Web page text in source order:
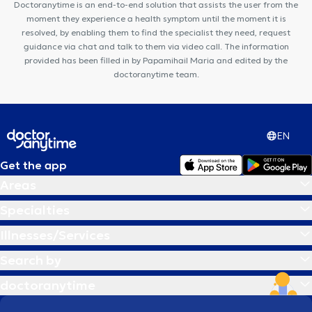
Doctoranytime is an end-to-end solution that assists the user from the
moment they experience a health symptom until the moment it is
resolved, by enabling them to find the specialist they need, request
guidance via chat and talk to them via video call. The information
provided has been filled in by Papamihail Maria and edited by the
doctoranytime team.
EN
Get the app